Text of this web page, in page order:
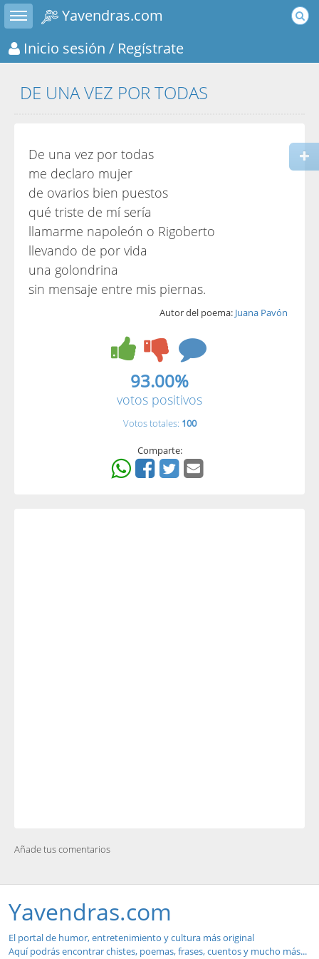
Toggle sidebar
Yavendras.com
Inicio sesión / Regístrate
DE UNA VEZ POR TODAS
De una vez por todas
me declaro mujer
de ovarios bien puestos
qué triste de mí sería
llamarme napoleón o Rigoberto
llevando de por vida
una golondrina
sin mensaje entre mis piernas.
Autor del poema: Juana Pavón
93.00%
votos positivos
Votos totales: 100
Comparte:
Añade tus comentarios
Yavendras.com
El portal de humor, entretenimiento y cultura más original
Aquí podrás encontrar chistes, poemas, frases, cuentos y mucho más...